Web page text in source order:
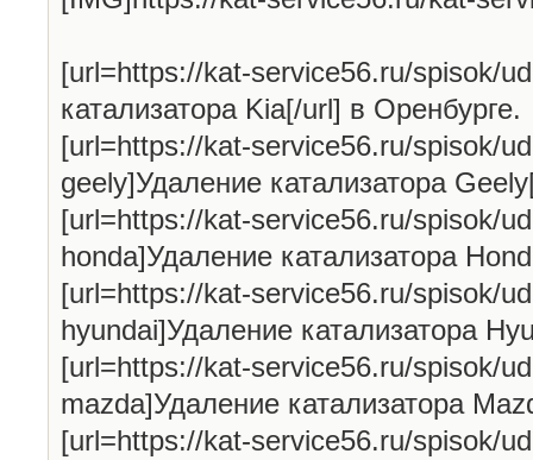
[url=https://kat-service56.ru/spisok/
катализатора Kia[/url] в Оренбурге.
[url=https://kat-service56.ru/spisok/
geely]Удаление катализатора
[url=https://kat-service56.ru/spisok/
honda]Удаление катализатора
[url=https://kat-service56.ru/spisok/
hyundai]Удаление катализатора
[url=https://kat-service56.ru/spisok/
mazda]Удаление катализатора
[url=https://kat-service56.ru/spisok/